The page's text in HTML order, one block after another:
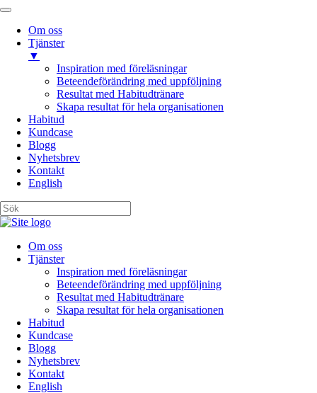
Om oss
Tjänster
▼
Inspiration med föreläsningar
Beteendeförändring med uppföljning
Resultat med Habitudtränare
Skapa resultat för hela organisationen
Habitud
Kundcase
Blogg
Nyhetsbrev
Kontakt
English
Om oss
Tjänster
Inspiration med föreläsningar
Beteendeförändring med uppföljning
Resultat med Habitudtränare
Skapa resultat för hela organisationen
Habitud
Kundcase
Blogg
Nyhetsbrev
Kontakt
English